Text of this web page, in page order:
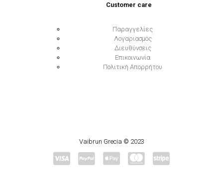
Customer care
Παραγγελίες
Λογαριασμός
Διευθύνσεις
Επικοινωνία
Πολιτική Απορρήτου
Vaibrun Grecia © 2023